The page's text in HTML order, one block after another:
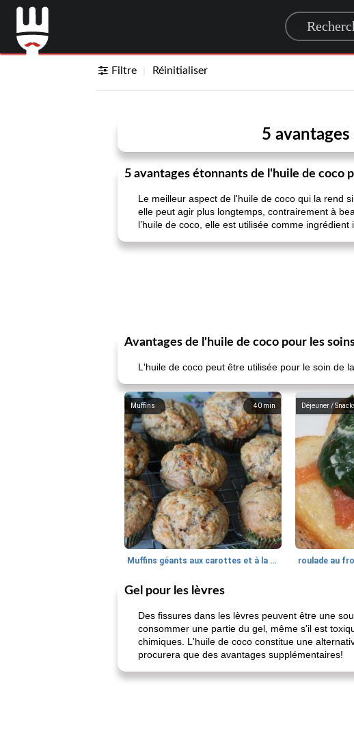
Search
Filtre Réinitialiser
5
5 avantages étonnants de l'huile de coco
Le meilleur aspect de l'huile de coco qui la rend
elle peut agir plus longtemps, contrairement à
l’huile de coco, elle est utilisée comme
Avantages de l'huile de coco pour les
L'huile de coco peut être utilisée pour le soin de
40 min
Muffins
Muffins géants aux carottes et à la banane de Nif
Déjeuner /
roulade au
Gel pour les lèvres
Des fissures dans les lèvres peuvent être une
consommer une partie du gel, même s'il est
chimiques. L'huile de coco constitue une
procurera que des avantages supplémentaires!